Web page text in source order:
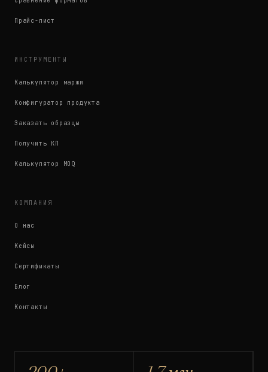
Прайс-лист
ИНСТРУМЕНТЫ
Калькулятор маржи
Конфигуратор продукта
Заказать образцы
Получить КП
Калькулятор MOQ
КОМПАНИЯ
О нас
Кейсы
Сертификаты
Блог
Контакты